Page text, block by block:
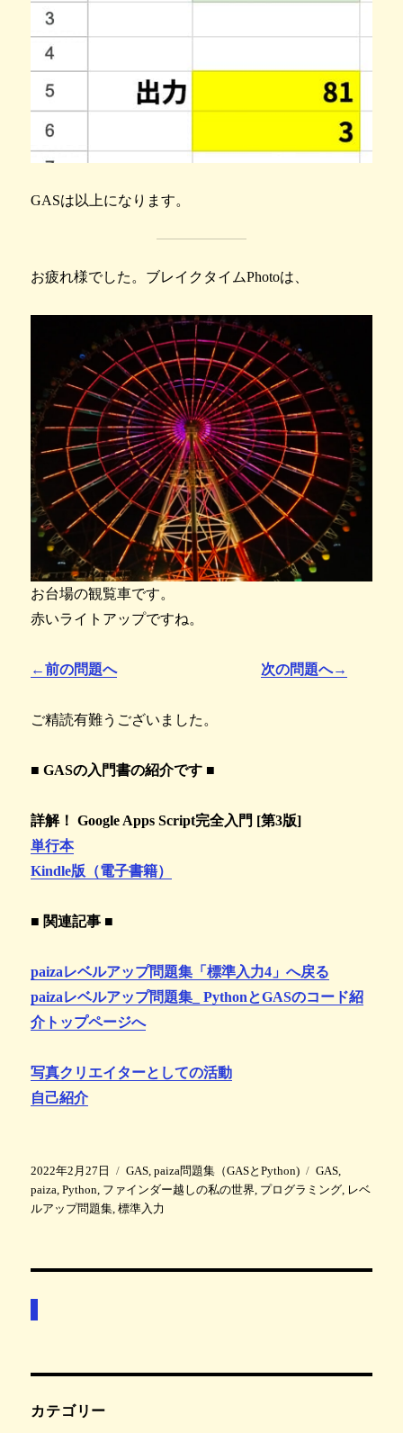
GASは以上になります。
お疲れ様でした。ブレイクタイムPhotoは、
お台場の観覧車です。
赤いライトアップですね。
←前の問題へ 次の問題へ→
ご精読有難うございました。
■ GASの入門書の紹介です ■
詳解！ Google Apps Script完全入門 [第3版]
単行本
Kindle版（電子書籍）
■ 関連記事 ■
paizaレベルアップ問題集「標準入力4」へ戻る
paizaレベルアップ問題集_ PythonとGASのコード紹
介トップページへ
写真クリエイターとしての活動
自己紹介
投
稿
日
2022年2月27日
カ
テ
ゴ
GAS,paiza問題集（GASとPython)
タ
グ
GAS,
paiza,Python, ファインダー越しの私の世界, プログラミング, レベ
ルアップ問題集,標準入力
カテゴリー